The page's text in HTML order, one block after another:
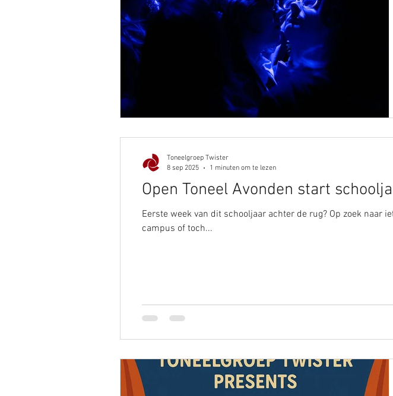
Open Toneel Avonden start
Eerste week van dit schooljaar achter de rug? Op zoek naar
campus of toch...
Toneelgroep Twister
8 sep 2025
1 minuten om te lezen